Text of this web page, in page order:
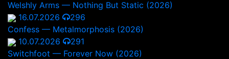
Welshly Arms — Nothing But Static (2026)
16.07.2026
296
Confess — Metalmorphosis (2026)
10.07.2026
291
Switchfoot — Forever Now (2026)